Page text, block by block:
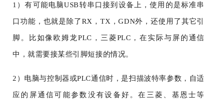
1）有可能电脑USB转串口接到设备上，使用的是标准串
口功能，也就是除了RX，TX，GDN外，还使用了其它引
脚。比如像欧姆龙PLC，三菱PLC，在实际与屏的通信
中，就需要接某些引脚短接的情况。
2）电脑与控制器或PLC通信时，是扫描波特率参数，自适
应的屏通信可能参数没有设备好。在三菱、基恩士等